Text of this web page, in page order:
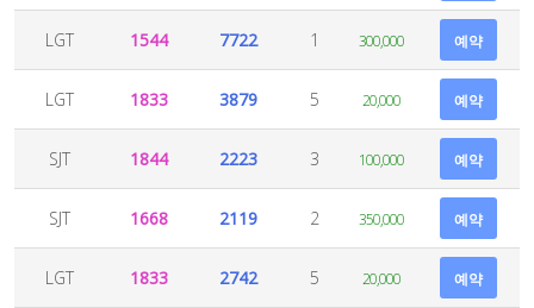
LGT 1544 7722 1 300,000 예약
LGT 1833 3879 5 20,000 예약
SJT 1844 2223 3 100,000 예약
SJT 1668 2119 2 350,000 예약
LGT 1833 2742 5 20,000 예약